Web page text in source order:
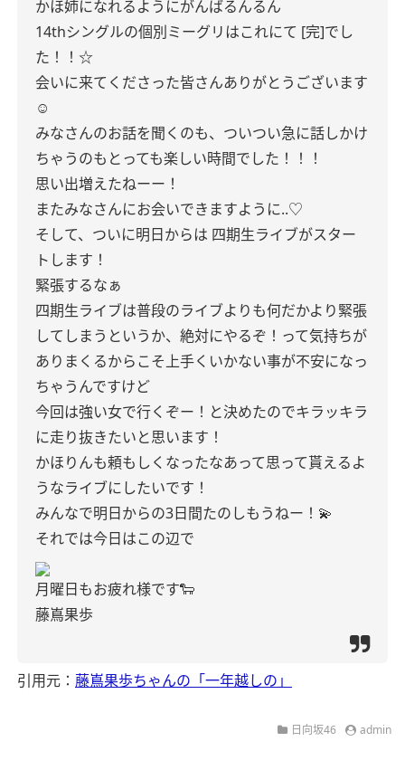
かほ姉になれるようにがんばるんるん
14thシングルの個別ミーグリはこれにて [完]でし
た！！☆
会いに来てくださった皆さんありがとうございます
☺️
みなさんのお話を聞くのも、ついつい急に話しかけ
ちゃうのもとっても楽しい時間でした！！！
思い出増えたねーー！
またみなさんにお会いできますように..♡
そして、ついに明日からは 四期生ライブがスター
トします！
緊張するなぁ
四期生ライブは普段のライブよりも何だかより緊張
してしまうというか、絶対にやるぞ！って気持ちが
ありまくるからこそ上手くいかない事が不安になっ
ちゃうんですけど
今回は強い女で行くぞー！と決めたのでキラッキラ
に走り抜きたいと思います！
かほりんも頼もしくなったなあって思って貰えるよ
うなライブにしたいです！
みんなで明日からの3日間たのしもうねー！💫
それでは今日はこの辺で
月曜日もお疲れ様です🐑
藤嶌果歩
引用元： 藤嶌果歩ちゃんの「一年越しの」
日向坂46 admin